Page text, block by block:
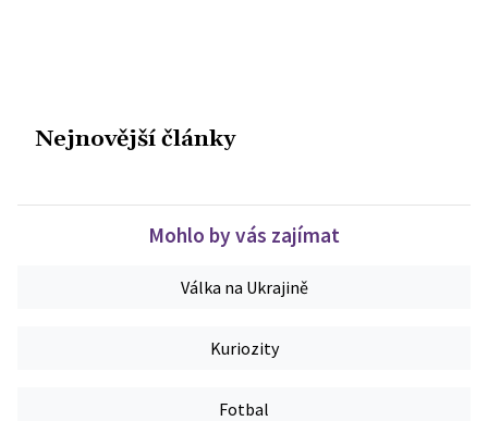
Nejnovější články
Mohlo by vás zajímat
Válka na Ukrajině
Kuriozity
Fotbal